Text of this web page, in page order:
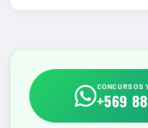
CONCURSOS
+569